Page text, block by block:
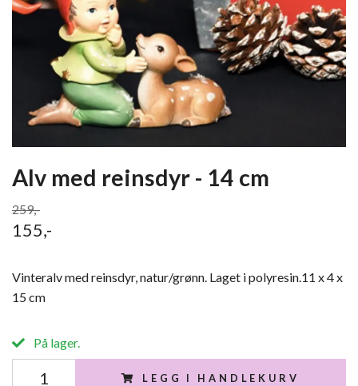
Alv med reinsdyr - 14 cm
259,-
155,-
Vinteralv med reinsdyr, natur/grønn. Laget i polyresin.11 x 4 x
15 cm
På lager.
LEGG I HANDLEKURV